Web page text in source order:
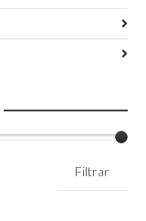
Filtrar